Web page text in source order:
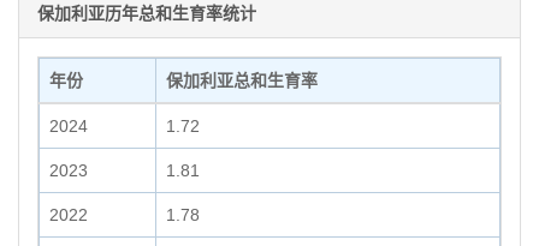
保加利亚历年总和生育率统计
年份 保加利亚总和生育率
2024 1.72
2023 1.81
2022 1.78